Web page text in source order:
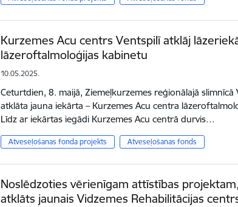
Kurzemes Acu centrs Ventspilī atklāj
lāzeroftalmoloģijas kabinetu
10.05.2025.
Ceturtdien, 8. maijā, Ziemeļkurzemes reģionālajā slimnīcā
atklāta jauna iekārta – Kurzemes Acu centra
Līdz ar iekārtas iegādi Kurzemes Acu centrā durvis…
Atveseļošanas fonda projekts Atveseļošanas fonds
Noslēdzoties vērienīgam attīstības
atklāts jaunais Vidzemes Rehabilitācijas